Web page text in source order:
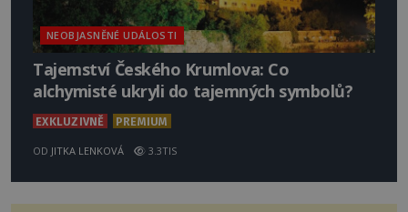
NEOBJASNĚNÉ UDÁLOSTI
Tajemství Českého Krumlova: Co
alchymisté ukryli do tajemných symbolů?
EXKLUZIVNĚ PREMIUM
OD JITKA LENKOVÁ 3.3TIS